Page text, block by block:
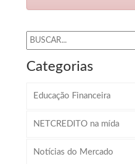
Categorias
Educação Financeira
NETCREDITO na mída
Notícias do Mercado